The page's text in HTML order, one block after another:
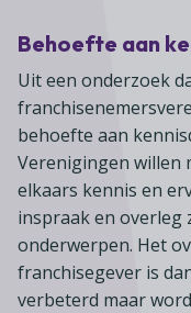
In English
Agenda
Behoefte aan
Uit een onderzoek
behoefte aan
Verenigingen willen
elkaars kennis en
inspraak en overleg
onderwerpen. Het
franchisegever is
verbeterd maar